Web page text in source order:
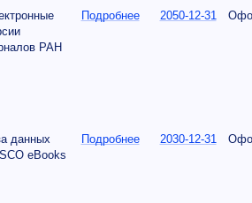
РАН
Подробнее 2050-12-31
данных
eBooks
Подробнее 2030-12-31